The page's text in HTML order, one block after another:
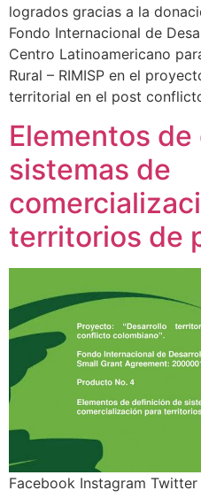
logrados gracias a la
Fondo Internacional de
Centro Latinoamericano
Rural – RIMISP en el
territorial en el post
Elementos
sistemas de
territorios de
Facebook Instagram